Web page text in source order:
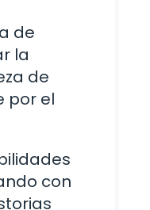
de
la
de
por el
con